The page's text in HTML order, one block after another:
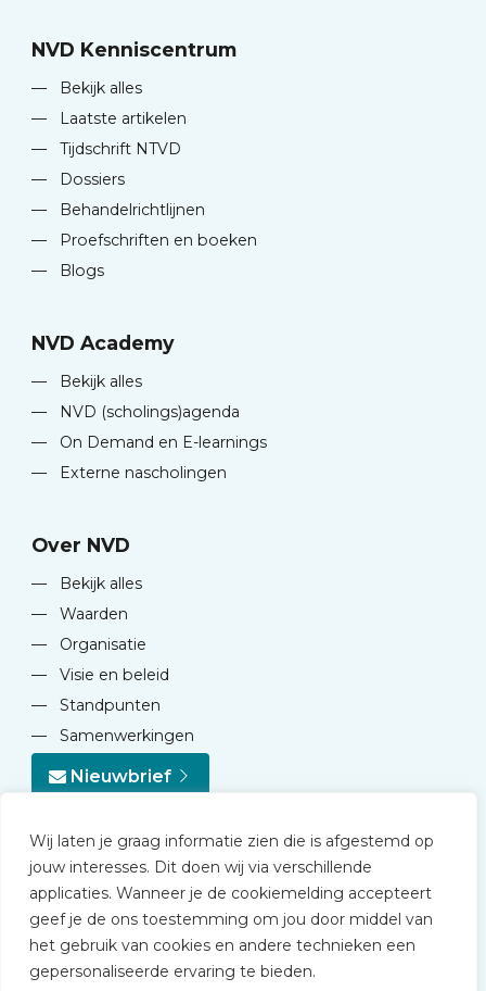
Wij laten je graag informatie zien die is afgestemd op
jouw interesses. Dit doen wij via verschillende
applicaties. Wanneer je de cookiemelding accepteert
geef je de ons toestemming om jou door middel van
het gebruik van cookies en andere technieken een
gepersonaliseerde ervaring te bieden.
NVD Kenniscentrum
—
Bekijk alles
—
Laatste artikelen
—
Tijdschrift NTVD
—
Dossiers
—
Behandelrichtlijnen
—
Proefschriften en boeken
—
Blogs
NVD Academy
—
Bekijk alles
—
NVD (scholings)agenda
—
On Demand en E-learnings
—
Externe nascholingen
Over NVD
—
Bekijk alles
—
Waarden
—
Organisatie
—
Visie en beleid
—
Standpunten
—
Samenwerkingen
Nieuwbrief
© 2026 NVD
Privacy statement
Disclaimer